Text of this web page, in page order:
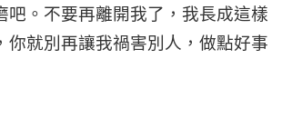
吧。不要再離開我了，我長成這樣
你就別再讓我禍害別人，做點好事